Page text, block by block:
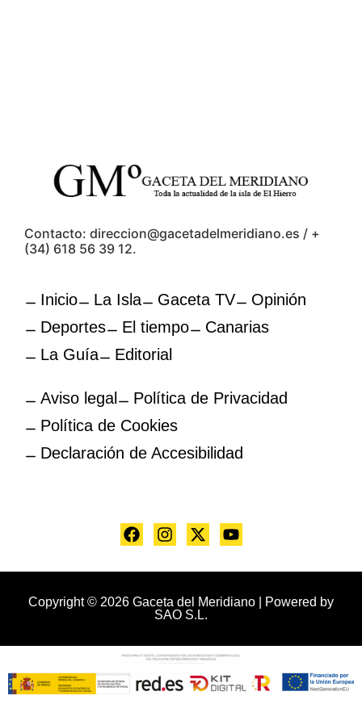
Contacto: direccion@gacetadelmeridiano.es / +
(34) 618 56 39 12.
Inicio La Isla Gaceta TV
Opinión
Deportes
El tiempo
Canarias
La Guía
Editorial
Aviso legal
Política de Privacidad
Política de Cookies
Declaración de Accesibilidad
Copyright © 2026 Gaceta del Meridiano | Powered by
SAO S.L.